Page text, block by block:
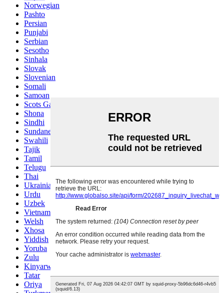
Norwegian
Pashto
Persian
Punjabi
Serbian
Sesotho
Sinhala
Slovak
Slovenian
Somali
Samoan
Scots Gaelic
Shona
Sindhi
Sundanese
Swahili
Tajik
Tamil
Telugu
Thai
Ukrainian
Urdu
Uzbek
Vietnamese
Welsh
Xhosa
Yiddish
Yoruba
Zulu
Kinyarwanda
Tatar
Oriya